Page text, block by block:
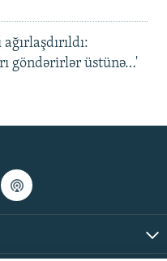
göndərirlər üstünə…'